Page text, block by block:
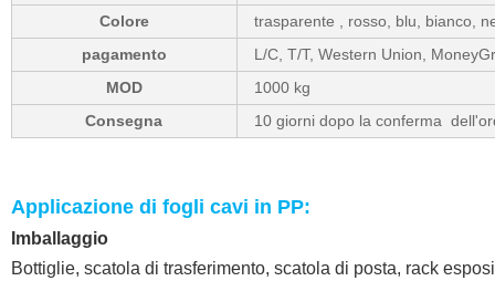
Colore
trasparente , rosso, blu, bianco,
pagamento
L/C, T/T, Western Union,
MOD
1000 kg
Consegna
10 giorni dopo la conferma
Applicazione di fogli cavi in PP:
Imballaggio
Bottiglie, scatola di trasferimento, scatola di posta, rack